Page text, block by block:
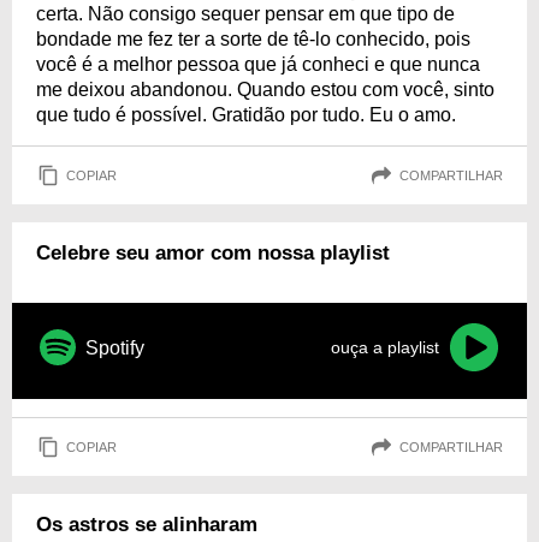
certa. Não consigo sequer pensar em que tipo de
bondade me fez ter a sorte de tê-lo conhecido, pois
você é a melhor pessoa que já conheci e que nunca
me deixou abandonou. Quando estou com você, sinto
que tudo é possível. Gratidão por tudo. Eu o amo.
COPIAR COMPARTILHAR
Celebre seu amor com nossa playlist
Spotify ouça a playlist
COPIAR COMPARTILHAR
Os astros se alinharam